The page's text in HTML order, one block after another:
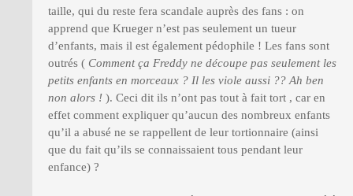
taille, qui du reste fera scandale auprès des fans : on
apprend que Krueger n’est pas seulement un tueur
d’enfants, mais il est également pédophile ! Les fans sont
outrés ( Comment ça Freddy ne découpe pas seulement les
petits enfants en morceaux ? Il les viole aussi ?? Ah ben
non alors ! ). Ceci dit ils n’ont pas tout à fait tort , car en
effet comment expliquer qu’aucun des nombreux enfants
qu’il a abusé ne se rappellent de leur tortionnaire (ainsi
que du fait qu’ils se connaissaient tous pendant leur
enfance) ?